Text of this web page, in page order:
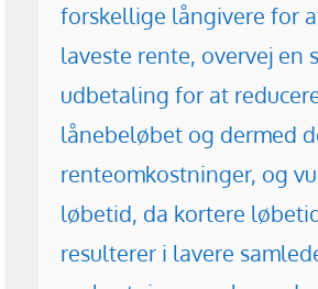
forskellige långivere for
laveste rente, overvej en
udbetaling for at
lånebeløbet og dermed
renteomkostninger, og
løbetid, da kortere
resulterer i lavere